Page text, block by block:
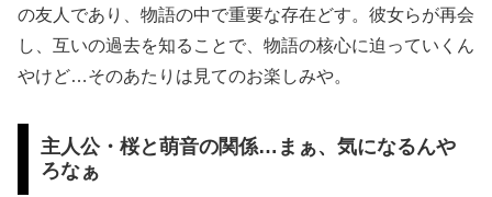
の友人であり、物語の中で重要な存在どす。彼女らが再会
し、互いの過去を知ることで、物語の核心に迫っていくん
やけど…そのあたりは見てのお楽しみや。
主人公・桜と萌音の関係…まぁ、気になるんや
ろなぁ